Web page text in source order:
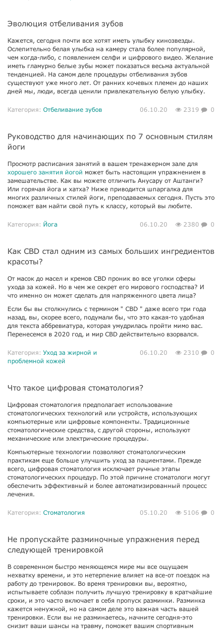
Эволюция отбеливания зубов
Кажется, сегодня почти все хотят иметь улыбку кинозвезды.
Ослепительно белая улыбка на камеру стала более популярной,
чем когда-либо, с появлением селфи и цифрового видео. Желание
иметь гламурно белые зубы может показаться весьма актуальной
тенденцией. На самом деле процедуры отбеливания зубов
существуют уже много лет. От ранних кочевых племен до наших
дней мы, люди, всегда ценили привлекательную белую улыбку.
Категория: Отбеливание зубов 06.10.20 2319 0
Руководство для начинающих по 7 основным стилям
йоги
Просмотр расписания занятий в вашем тренажерном зале для
хорошего занятия йогой может быть настоящим упражнением в
замешательстве. Как вы можете отличить Анусару от Аштанги?
Или горячая йога и хатха? Ниже приводится шпаргалка для
многих различных стилей йоги, преподаваемых сегодня. Пусть это
поможет вам найти свой путь к классу, который вы любите.
Категория: Йога 06.10.20 2380 0
Как CBD стал одним из самых больших ингредиентов
красоты?
От масок до масел и кремов CBD проник во все уголки сферы
ухода за кожей. Но в чем же секрет его мирового господства? И
что именно он может сделать для напряженного цвета лица?
Если бы вы столкнулись с термином " CBD " даже всего три года
назад, вы, скорее всего, подумали бы, что это какая-то удобная
для текста аббревиатура, которая умудрилась пройти мимо вас.
Перенесемся в 2020 год, и мир CBD действительно взорвался.
Категория: Уход за жирной и
проблемной кожей
06.10.20 2310 0
Что такое цифровая стоматология?
Цифровая стоматология предполагает использование
стоматологических технологий или устройств, использующих
компьютерные или цифровые компоненты. Традиционные
стоматологические средства, с другой стороны, используют
механические или электрические процедуры.
Компьютерные технологии позволяют стоматологическим
практикам еще больше улучшить уход за пациентами. Прежде
всего, цифровая стоматология исключает ручные этапы
стоматологических процедур. По этой причине стоматологи могут
обеспечить эффективный и более автоматизированный процесс
лечения.
Категория: Стоматология 05.10.20 5106 0
Не пропускайте разминочные упражнения перед
следующей тренировкой
В современном быстро меняющемся мире мы все ощущаем
нехватку времени, и это нетерпение влияет на все-от поездок на
работу до тренировок. Во время тренировки вы, вероятно,
испытываете соблазн получить лучшую тренировку в кратчайшие
сроки, и это часто включает в себя пропуск разминки. Разминка
кажется ненужной, но на самом деле это важная часть вашей
тренировки. Если вы не разминаетесь, начните сегодня-это
снизит ваши шансы на травму, поможет вашим спортивным